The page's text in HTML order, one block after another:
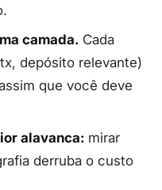
camada. Cada
depósito relevante)
que você deve
alavanca: mirar
derruba o custo